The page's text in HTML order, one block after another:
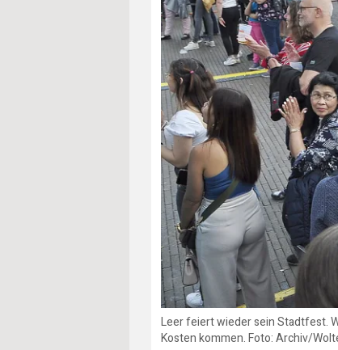
Leer feiert wieder sein Stadtfest.
Kosten kommen. Foto: Archiv/